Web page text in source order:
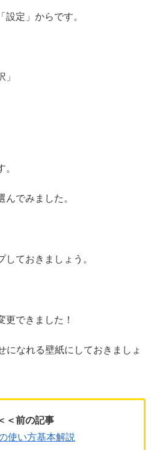
定」からです。
でみました。
しておきましょう。
更できました！
になれる壁紙にしておきましょ
＜前の記事
使い方基本解説